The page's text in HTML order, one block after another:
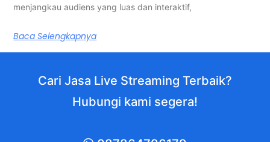
menjangkau audiens yang luas dan interaktif,
Baca Selengkapnya
Cari Jasa Live Streaming Terbaik?
Hubungi kami segera!